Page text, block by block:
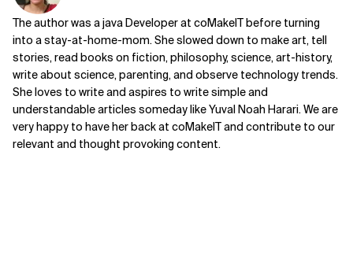
The author was a java Developer at coMakeIT before turning
into a stay-at-home-mom. She slowed down to make art, tell
stories, read books on fiction, philosophy, science, art-history,
write about science, parenting, and observe technology trends.
She loves to write and aspires to write simple and
understandable articles someday like Yuval Noah Harari. We are
very happy to have her back at coMakeIT and contribute to our
relevant and thought provoking content.